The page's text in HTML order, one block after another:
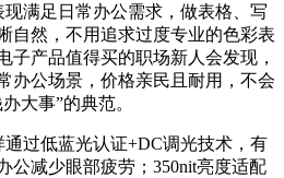
现满足日常办公需求，做表格、写
自然，不用追求过度专业的色彩表
子产品值得买的职场新人会发现，
办公场景，价格亲民且耐用，不会
大事”的典范。
过低蓝光认证+DC调光技术，有
公减少眼部疲劳；350nit亮度适配